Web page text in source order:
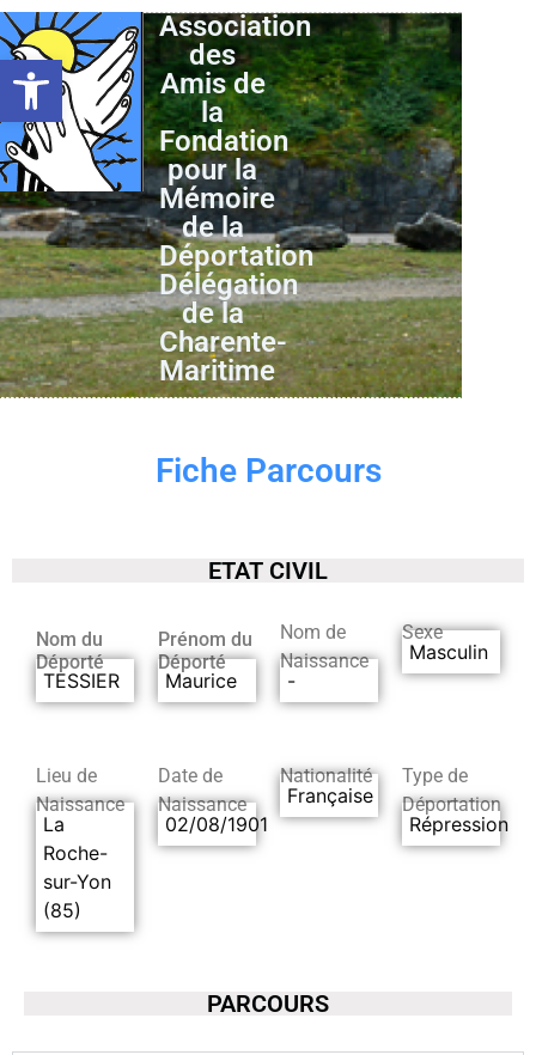
Ouvrir la barre d’outils
Association
des
Amis de
la
Fondation
pour la
Mémoire
de la
Déportation
Délégation
de la
Charente-
Maritime
Fiche Parcours
ETAT CIVIL
Nom du
Déporté
TESSIER
Prénom du
Déporté
Maurice
Nom de
Naissance
-
Sexe
Masculin
Lieu de
Naissance
La
Roche-
sur-Yon
(85)
Date de
Naissance
02/08/1901
Nationalité
Française
Type de
Déportation
Répression
PARCOURS